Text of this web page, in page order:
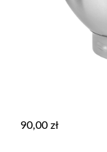
90,00 zł